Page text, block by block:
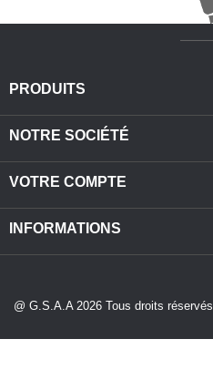
PRODUITS
NOTRE SOCIÉTÉ
VOTRE COMPTE
INFORMATIONS
@ G.S.A.A 2026 Tous droits réservés